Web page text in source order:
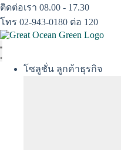
Skip
to
content
ติดต่อเรา 08.00 - 17.30
โทร 02-943-0180 ต่อ 120
โซลูชั่น ลูกค้าธุรกิจ